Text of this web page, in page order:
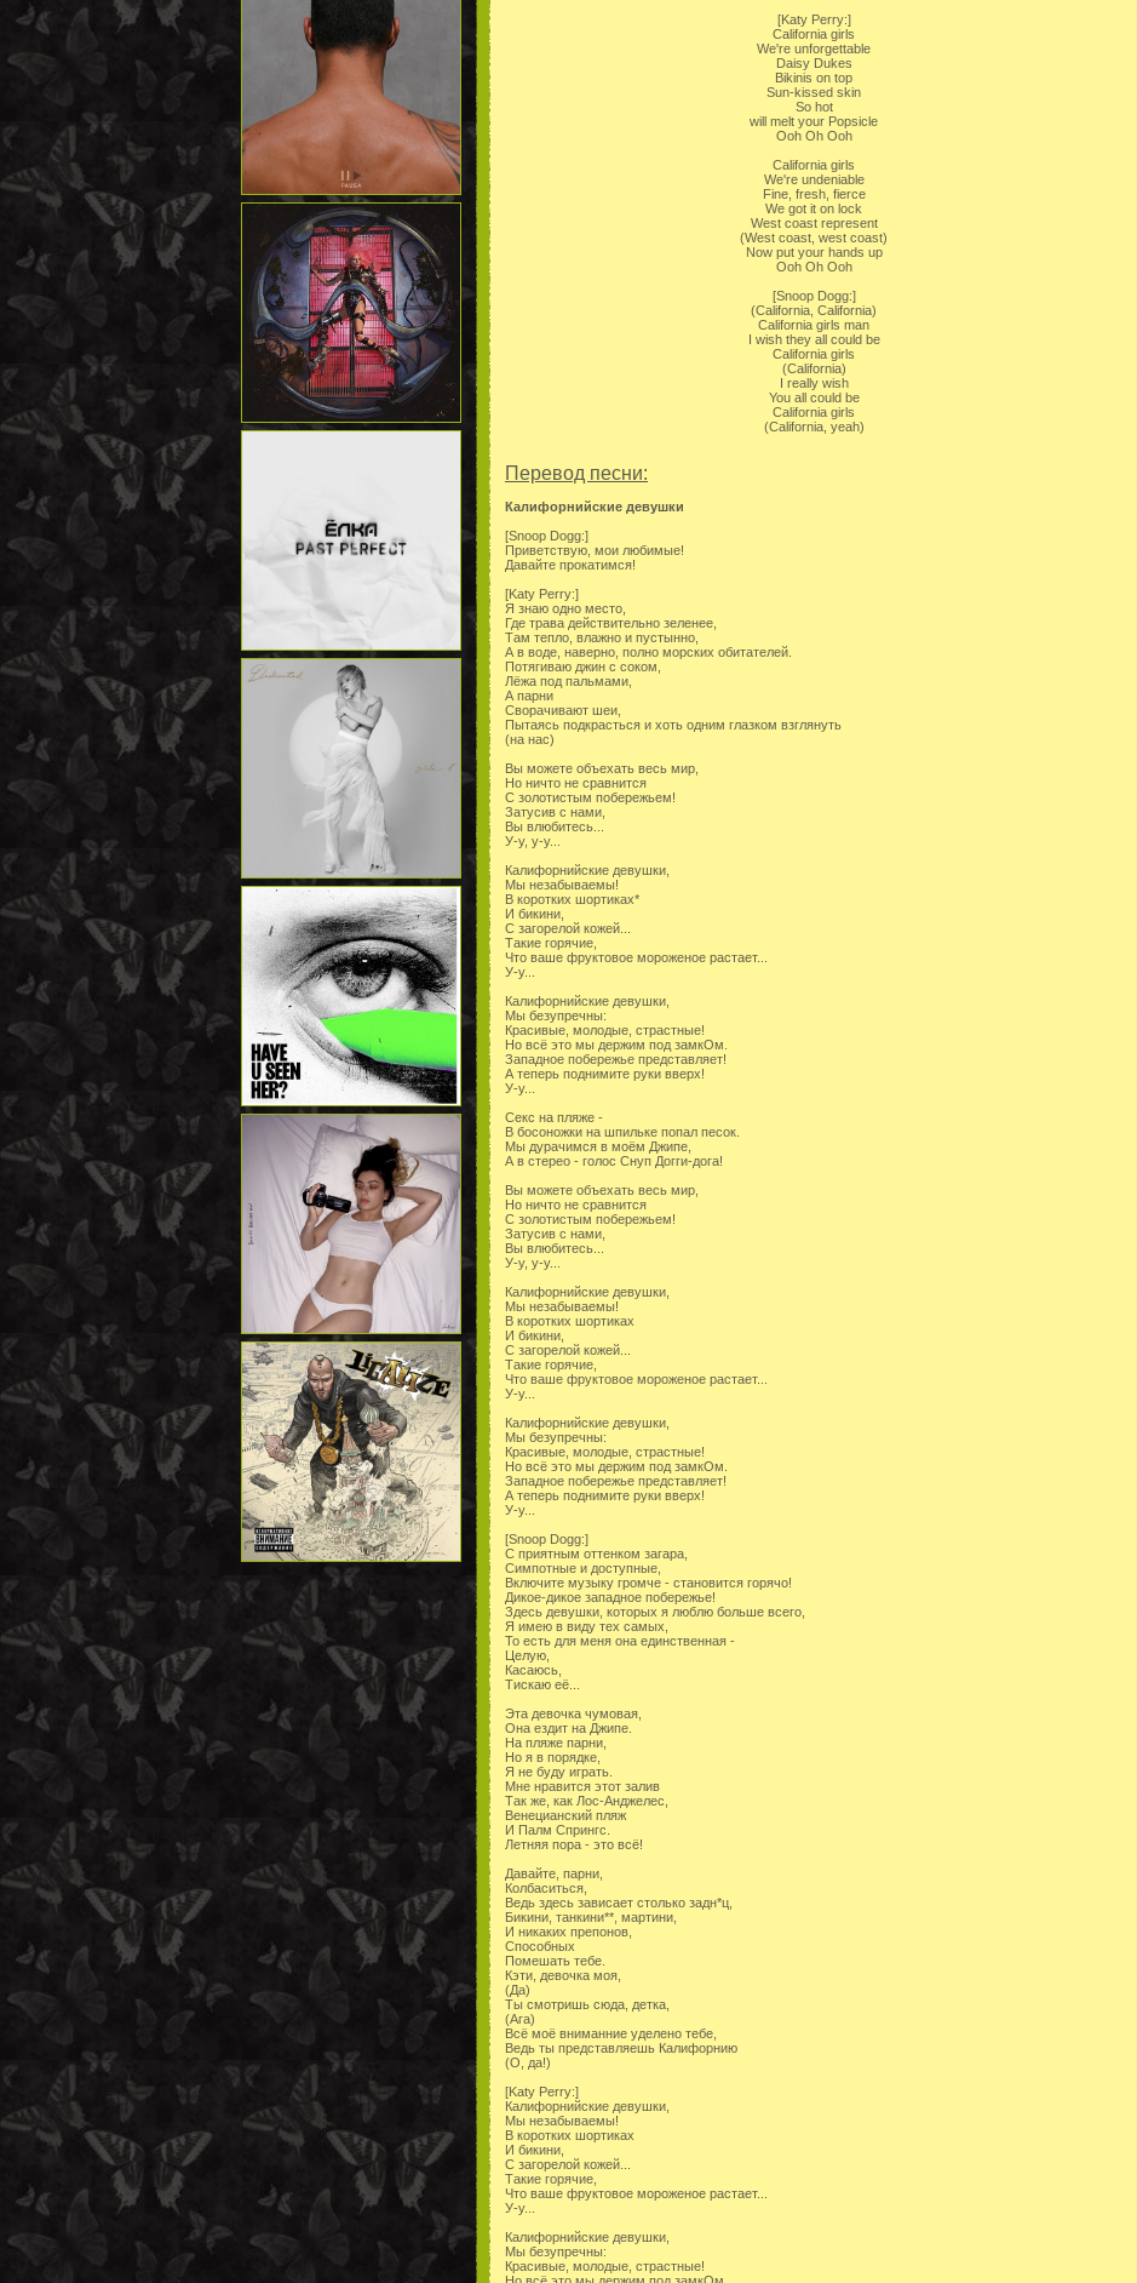
[Katy Perry:]
California girls
We're unforgettable
Daisy Dukes
Bikinis on top
Sun-kissed skin
So hot
will melt your Popsicle
Ooh Oh Ooh
California girls
We're undeniable
Fine, fresh, fierce
We got it on lock
West coast represent
(West coast, west coast)
Now put your hands up
Ooh Oh Ooh
[Snoop Dogg:]
(California, California)
California girls man
I wish they all could be
California girls
(California)
I really wish
You all could be
California girls
(California, yeah)
Перевод песни:
Калифорнийские девушки
[Snoop Dogg:]
Приветствую, мои любимые!
Давайте прокатимся!
[Katy Perry:]
Я знаю одно место,
Где трава действительно зеленее,
Там тепло, влажно и пустынно,
А в воде, наверно, полно морских обитателей.
Потягиваю джин с соком,
Лёжа под пальмами,
А парни
Сворачивают шеи,
Пытаясь подкрасться и хоть одним глазком взглянуть
(на нас)
Вы можете объехать весь мир,
Но ничто не сравнится
С золотистым побережьем!
Затусив с нами,
Вы влюбитесь...
У-у, у-у...
Калифорнийские девушки,
Мы незабываемы!
В коротких шортиках*
И бикини,
С загорелой кожей...
Такие горячие,
Что ваше фруктовое мороженое растает...
У-у...
Калифорнийские девушки,
Мы безупречны:
Красивые, молодые, страстные!
Но всё это мы держим под замкОм.
Западное побережье представляет!
А теперь поднимите руки вверх!
У-у...
Секс на пляже -
В босоножки на шпильке попал песок.
Мы дурачимся в моём Джипе,
А в стерео - голос Снуп Догги-дога!
Вы можете объехать весь мир,
Но ничто не сравнится
С золотистым побережьем!
Затусив с нами,
Вы влюбитесь...
У-у, у-у...
Калифорнийские девушки,
Мы незабываемы!
В коротких шортиках
И бикини,
С загорелой кожей...
Такие горячие,
Что ваше фруктовое мороженое растает...
У-у...
Калифорнийские девушки,
Мы безупречны:
Красивые, молодые, страстные!
Но всё это мы держим под замкОм.
Западное побережье представляет!
А теперь поднимите руки вверх!
У-у...
[Snoop Dogg:]
С приятным оттенком загара,
Симпотные и доступные,
Включите музыку громче - становится горячо!
Дикое-дикое западное побережье!
Здесь девушки, которых я люблю больше всего,
Я имею в виду тех самых,
То есть для меня она единственная -
Целую,
Касаюсь,
Тискаю её...
Эта девочка чумовая,
Она ездит на Джипе.
На пляже парни,
Но я в порядке,
Я не буду играть.
Мне нравится этот залив
Так же, как Лос-Анджелес,
Венецианский пляж
И Палм Спрингс.
Летняя пора - это всё!
Давайте, парни,
Колбаситься,
Ведь здесь зависает столько задн*ц,
Бикини, танкини**, мартини,
И никаких препонов,
Способных
Помешать тебе.
Кэти, девочка моя,
(Да)
Ты смотришь сюда, детка,
(Ага)
Всё моё вниманние уделено тебе,
Ведь ты представляешь Калифорнию
(О, да!)
[Katy Perry:]
Калифорнийские девушки,
Мы незабываемы!
В коротких шортиках
И бикини,
С загорелой кожей...
Такие горячие,
Что ваше фруктовое мороженое растает...
У-у...
Калифорнийские девушки,
Мы безупречны:
Красивые, молодые, страстные!